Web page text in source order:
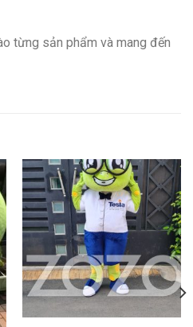
từng sản phẩm và mang đến